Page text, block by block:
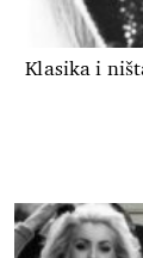
Klasika i